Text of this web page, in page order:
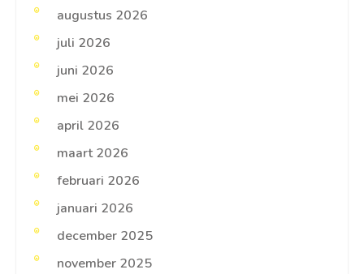
augustus 2026
juli 2026
juni 2026
mei 2026
april 2026
maart 2026
februari 2026
januari 2026
december 2025
november 2025